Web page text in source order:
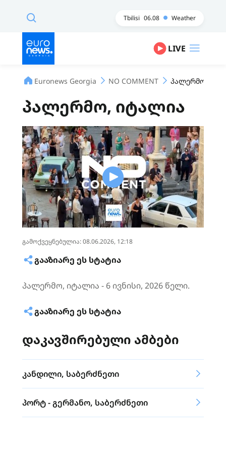
Tbilisi 06.08 Weather
LIVE
Euronews Georgia NO COMMENT პალერმო,
პალერმო, იტალია
გამოქვეყნებულია: 08.06.2026, 12:18
ᲒᲐᲐᲖᲘᲐᲠᲔ ᲔᲡ ᲡᲢᲐᲢᲘᲐ
პალერმო, იტალია - 6 ივნისი, 2026 წელი.
ᲒᲐᲐᲖᲘᲐᲠᲔ ᲔᲡ ᲡᲢᲐᲢᲘᲐ
დაკავშირებული ამბები
კანდილი, საბერძნეთი
პორტ - გერმანო, საბერძნეთი